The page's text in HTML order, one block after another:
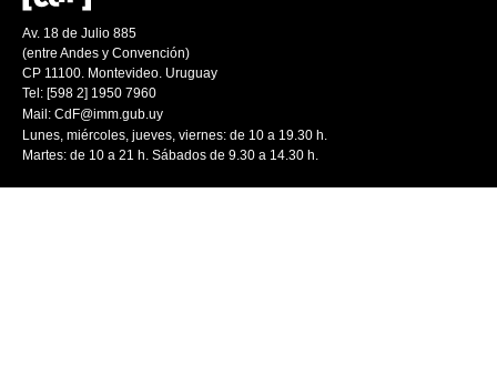
Av. 18 de Julio 885
(entre Andes y Convención)
CP 11100. Montevideo. Uruguay
Tel: [598 2] 1950 7960
Mail: CdF@imm.gub.uy
Lunes, miércoles, jueves, viernes: de 10 a 19.30 h.
Martes: de 10 a 21 h. Sábados de 9.30 a 14.30 h.